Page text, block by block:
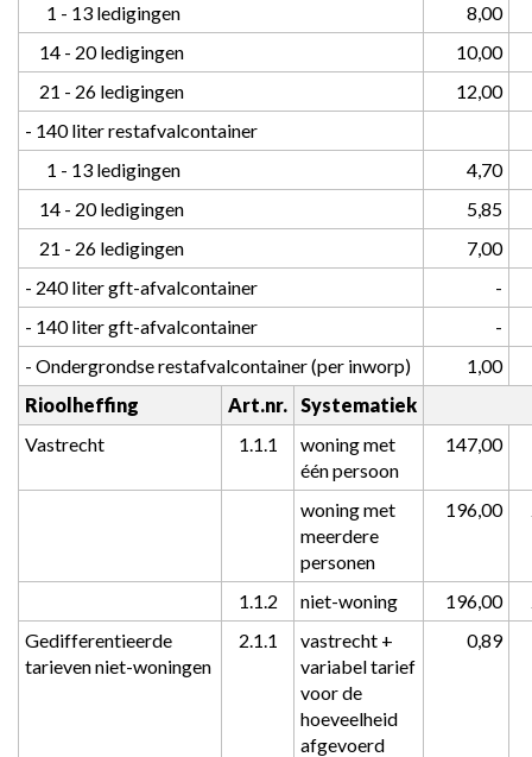
      1 - 13 ledigingen
8,00
    14 - 20 ledigingen
10,00
    21 - 26 ledigingen
12,00
- 140 liter restafvalcontainer
      1 - 13 ledigingen
4,70
    14 - 20 ledigingen
5,85
    21 - 26 ledigingen
7,00
- 240 liter gft-afvalcontainer
-
- 140 liter gft-afvalcontainer
-
- Ondergrondse restafvalcontainer (per inworp)
1,00
Rioolheffing
Art.nr.
Systematiek
Vastrecht
1.1.1
woning met
één persoon
147,00
woning met
meerdere
personen
196,00
1.1.2 niet-woning 196,00
Gedifferentieerde
tarieven niet-woningen
2.1.1
vastrecht +
variabel tarief
voor de
hoeveelheid
afgevoerd
0,89